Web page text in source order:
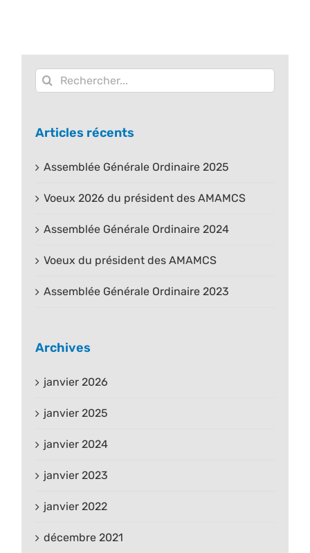
Rechercher:
Articles récents
Assemblée Générale Ordinaire 2025
Voeux 2026 du président des AMAMCS
Assemblée Générale Ordinaire 2024
Voeux du président des AMAMCS
Assemblée Générale Ordinaire 2023
Archives
janvier 2026
janvier 2025
janvier 2024
janvier 2023
janvier 2022
décembre 2021